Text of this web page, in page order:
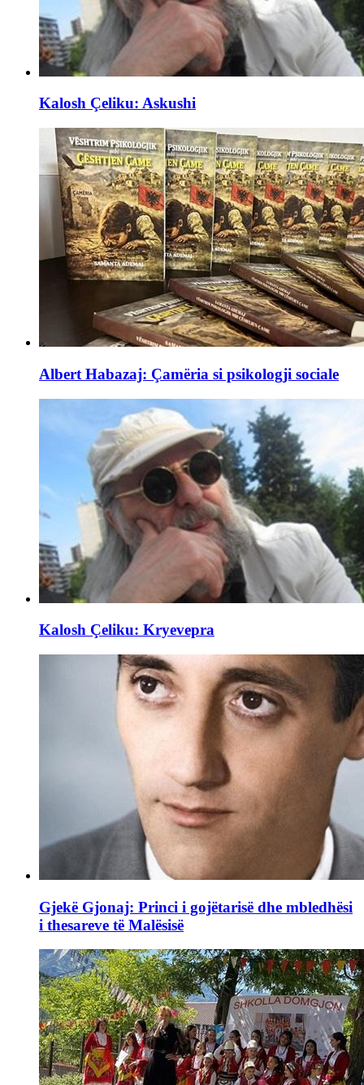
Kalosh Çeliku: Askushi
Albert Habazaj: Çamëria si psikologji sociale
Kalosh Çeliku: Kryevepra
Gjekë Gjonaj: Princi i gojëtarisë dhe mbledhësi
i thesareve të Malësisë